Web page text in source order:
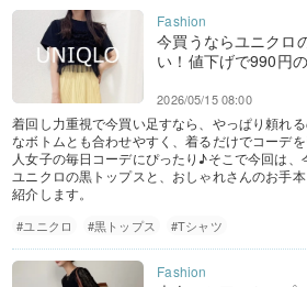
今買うならユニクロ
い！値下げで990円
2026/05/15 08:00
着回し力重視で今買い足すなら、やっぱり頼れ
なボトムとも合わせやすく、着るだけでコーデ
人女子の毎日コーデにぴったり♪そこで今回は
ユニクロの黒トップスと、おしゃれさんのお手
紹介します。
#ユニクロ #黒トップス #Tシャツ